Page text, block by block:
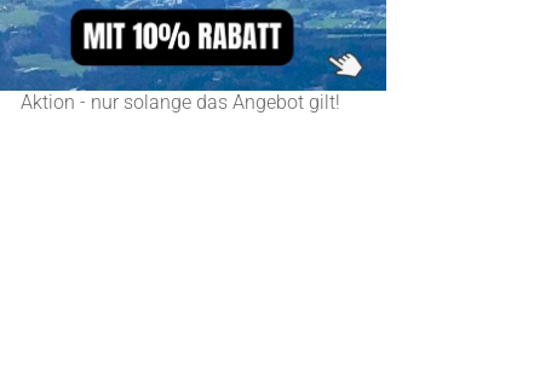
Aktion - nur solange das Angebot gilt!